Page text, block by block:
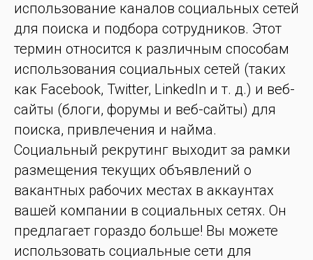
использование каналов социальных сетей
для поиска и подбора сотрудников. Этот
термин относится к различным способам
использования социальных сетей (таких
как Facebook, Twitter, LinkedIn и т. д.) и веб-
сайты (блоги, форумы и веб-сайты) для
поиска, привлечения и найма.
Социальный рекрутинг выходит за рамки
размещения текущих объявлений о
вакантных рабочих местах в аккаунтах
вашей компании в социальных сетях. Он
предлагает гораздо больше! Вы можете
использовать социальные сети для